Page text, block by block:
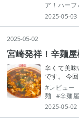
ア！ハーフ
2025-05-03
2025-05-02
宮崎発祥！辛麺
辛くて美
です。 今
#レビュー
麺
#辛麺
2025-05-02